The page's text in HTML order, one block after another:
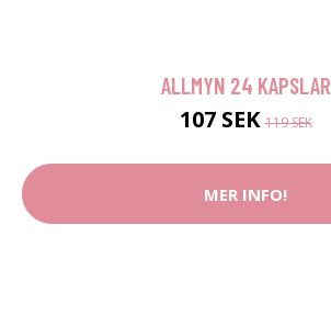
ALLMYN 24 KAPSLAR
107 SEK119 SEK
MER INFO!